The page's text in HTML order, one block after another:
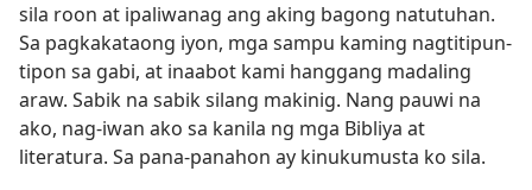
sila roon at ipaliwanag ang aking bagong natutuhan.
Sa pagkakataong iyon, mga sampu kaming nagtitipun-
tipon sa gabi, at inaabot kami hanggang madaling
araw. Sabik na sabik silang makinig. Nang pauwi na
ako, nag-iwan ako sa kanila ng mga Bibliya at
literatura. Sa pana-panahon ay kinukumusta ko sila.